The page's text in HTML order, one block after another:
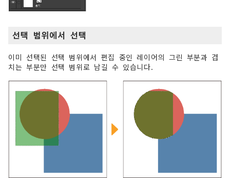
선택 범위에서 선택
이미 선택된 선택 범위에서 편집 중인 레이어의 그린 부분과 겹
치는 부분만 선택 범위로 남길 수 있습니다.